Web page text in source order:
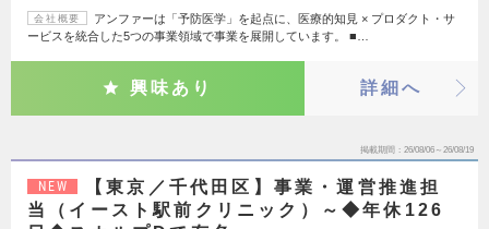
会社概要
アンファーは「予防医学」を起点に、医療的知見 × プロダクト・サ
ービスを統合した5つの事業領域で事業を展開しています。 ■…
興味あり 詳細へ
掲載期間 26/08/06～26/08/19
NEW
【東京／千代田区】事業・運営推進担
当（イースト駅前クリニック）～◆年休126